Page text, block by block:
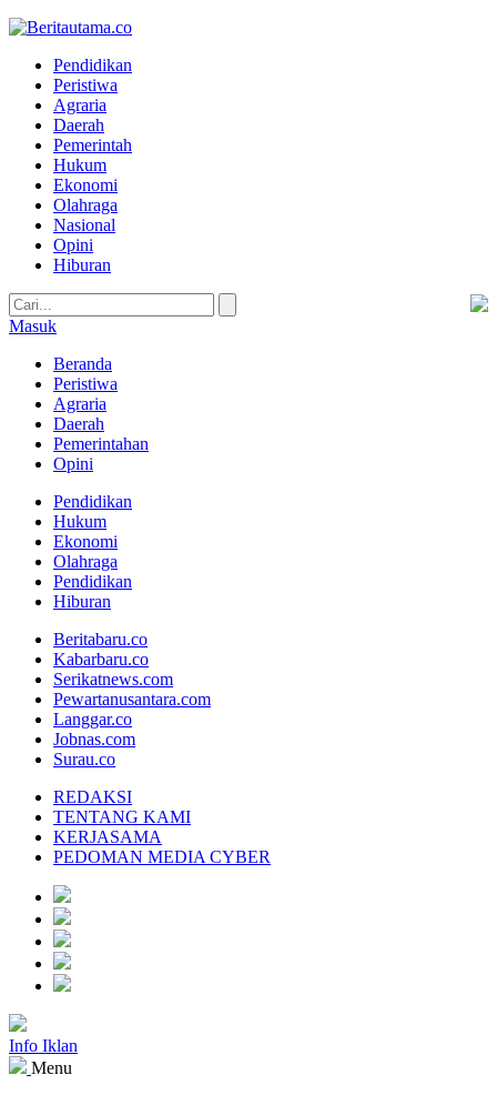
Pendidikan
Peristiwa
Agraria
Daerah
Pemerintah
Hukum
Ekonomi
Olahraga
Nasional
Opini
Hiburan
Masuk
Beranda
Peristiwa
Agraria
Daerah
Pemerintahan
Opini
Pendidikan
Hukum
Ekonomi
Olahraga
Pendidikan
Hiburan
Beritabaru.co
Kabarbaru.co
Serikatnews.com
Pewartanusantara.com
Langgar.co
Jobnas.com
Surau.co
REDAKSI
TENTANG KAMI
KERJASAMA
PEDOMAN MEDIA CYBER
Info Iklan
Menu